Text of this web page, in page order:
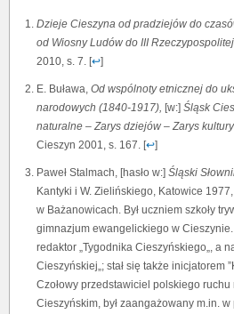
Dzieje Cieszyna od pradziejów do
od Wiosny Ludów do III Rzeczypospolitej
2010, s. 7. [↩]
E. Buława, Od wspólnoty etnicznej do
narodowych (1840-1917), [w:] Śląsk
naturalne – Zarys dziejów – Zarys
Cieszyn 2001, s. 167. [↩]
Paweł Stalmach, [hasło w:] Śląski
Kantyki i W. Zielińskiego, Katowice
w Bażanowicach. Był uczniem szkoły
gimnazjum ewangelickiego w
redaktor „Tygodnika Cieszyńskiego„, a
Cieszyńskiej„; stał się także inicjatorem
Czołowy przedstawiciel polskiego
Cieszyńskim, był zaangażowany m.in.